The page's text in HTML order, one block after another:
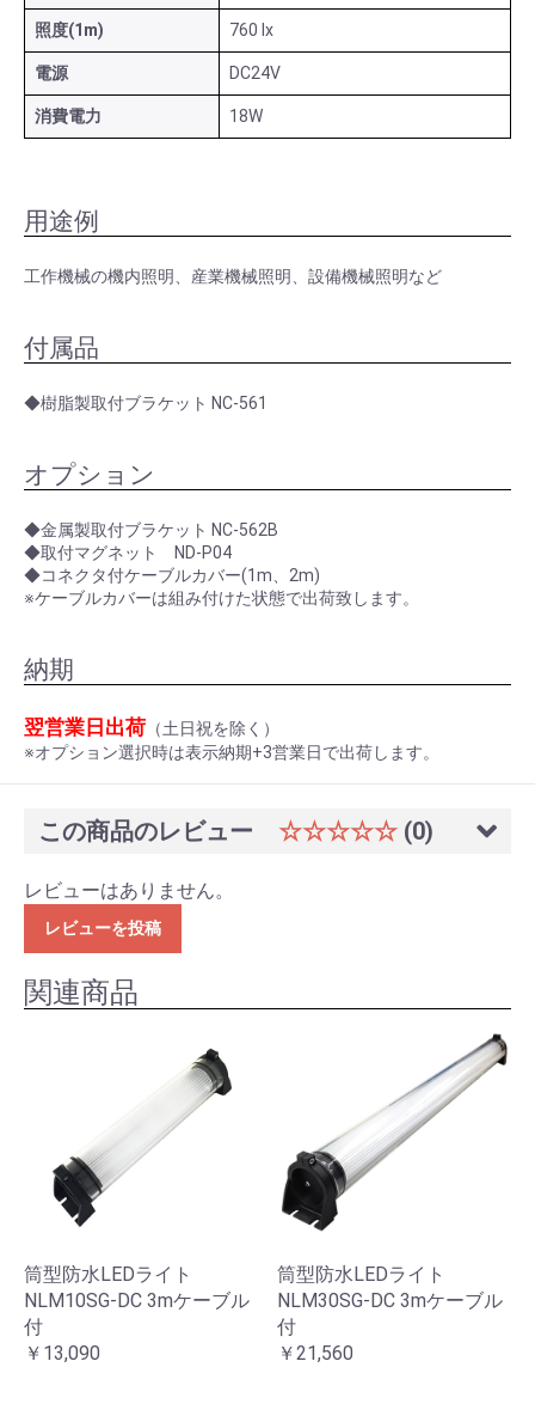
照度(1m) 760 lx
電源 DC24V
消費電力 18W
用途例
工作機械の機内照明、産業機械照明、設備機械照明など
付属品
◆樹脂製取付ブラケット NC-561
オプション
◆金属製取付ブラケット NC-562B
◆取付マグネット ND-P04
◆コネクタ付ケーブルカバー(1m、2m)
※ケーブルカバーは組み付けた状態で出荷致します。
納期
翌営業日出荷 （土日祝を除く）
※オプション選択時は表示納期+3営業日で出荷します。
この商品のレビュー ☆☆☆☆☆ (0)
レビューはありません。
レビューを投稿
関連商品
筒型防水LEDライト
NLM10SG-DC 3mケーブル
付
￥13,090
筒型防水LEDライト
NLM30SG-DC 3mケーブル
付
￥21,560